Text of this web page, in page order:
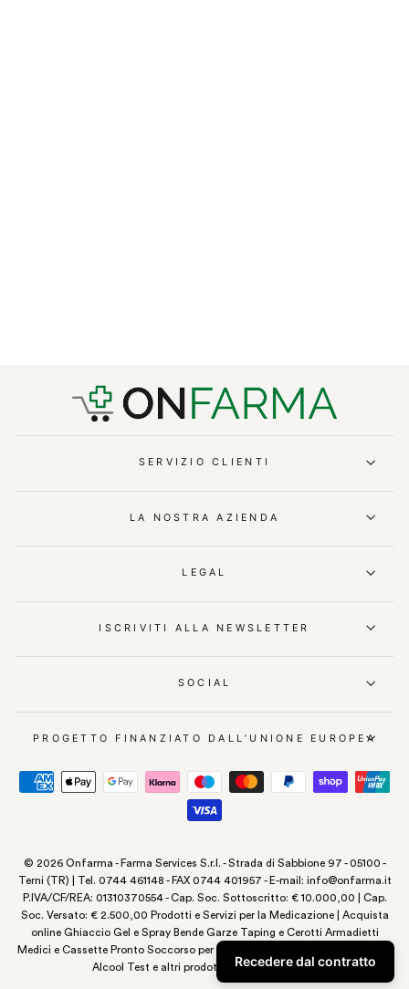
SERVIZIO CLIENTI
LA NOSTRA AZIENDA
LEGAL
ISCRIVITI ALLA NEWSLETTER
SOCIAL
PROGETTO FINANZIATO DALL’UNIONE EUROPEA
© 2026 Onfarma - Farma Services S.r.l. - Strada di Sabbione 97 - 05100 -
Terni (TR) | Tel. 0744 461148 - FAX 0744 401957 - E-mail: info@onfarma.it
P.IVA/CF/REA: 01310370554 - Cap. Soc. Sottoscritto: € 10.000,00 | Cap.
Soc. Versato: € 2.500,00 Prodotti e Servizi per la Medicazione | Acquista
online Ghiaccio Gel e Spray Bende Garze Taping e Cerotti Armadietti
Medici e Cassette Pronto Soccorso per Infermeria Aziendale Disinfettante
Alcool Test e altri prodotti parafarmaceutici
Recedere dal contratto